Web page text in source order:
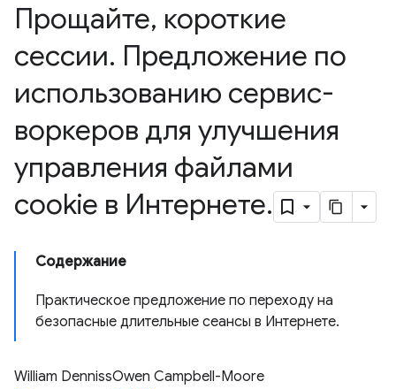
Прощайте, короткие
сессии. Предложение по
использованию сервис-
воркеров для улучшения
управления файлами
cookie в Интернете.
Содержание
Практическое предложение по переходу на
безопасные длительные сеансы в Интернете.
William DennissOwen Campbell-Moore